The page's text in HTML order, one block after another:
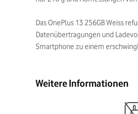
Das OnePlus 13 256GB Weiss
Datenübertragungen und
Smartphone zu einem
Weitere Informationen